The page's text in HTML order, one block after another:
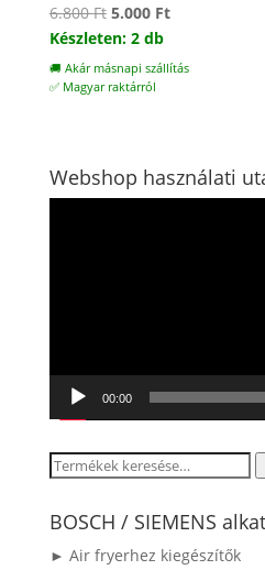
6.800Ft Original
price
was:
6.800 Ft.
5.000 FtCurrent
is:
Készleten: 2 db
🚚 Akár másnapi szállítás
✅ Magyar raktárról
Webshop használati
00:00
Keresés
következőre:
BOSCH / SIEMENS
► Air fryerhez kiegészítők